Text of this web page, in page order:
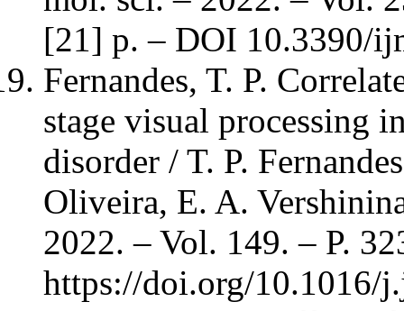
[21] p. – DOI 10.3390/
Fernandes, T. P.
stage visual processing
disorder / T. P.
Oliveira, E. A.
2022. – Vol. 149. – P.
https://doi.org/10.1016/